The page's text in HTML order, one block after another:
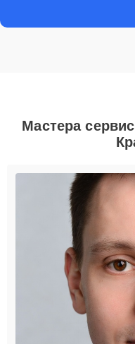
Мастера